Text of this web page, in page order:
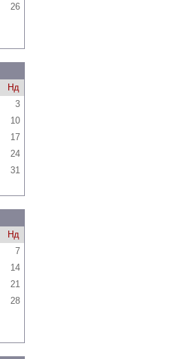
26
Нд
3
10
17
24
31
Нд
7
14
21
28